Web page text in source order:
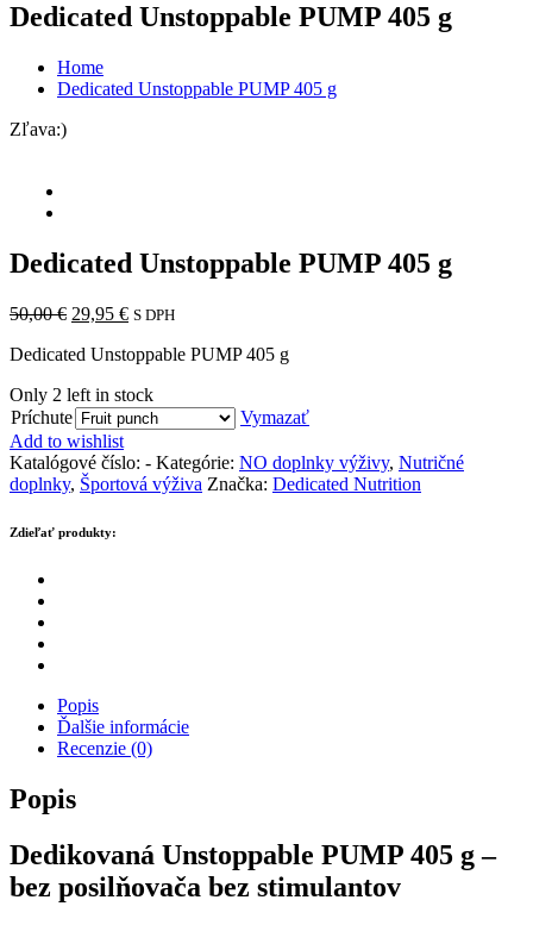
Dedicated Unstoppable PUMP 405 g
Home
Dedicated Unstoppable PUMP 405 g
Zľava:)
Dedicated Unstoppable PUMP 405 g
50,00€ Pôvodná
bola:
29,95 €Aktuálna
je:
S DPH
Dedicated Unstoppable PUMP 405 g
Only 2 left in stock
Príchute
Vymazať
Add to wishlist
Katalógové číslo: - Kategórie: NO doplnky výživy, Nutričné
doplnky, Športová výživa Značka: Dedicated Nutrition
Zdieľať produkty:
Popis
Ďalšie informácie
Recenzie (0)
Popis
Dedikovaná Unstoppable PUMP 405 g –
bez posilňovača bez stimulantov